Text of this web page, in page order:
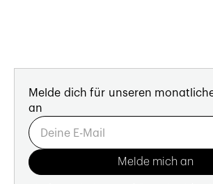
Melde dich für unseren
an